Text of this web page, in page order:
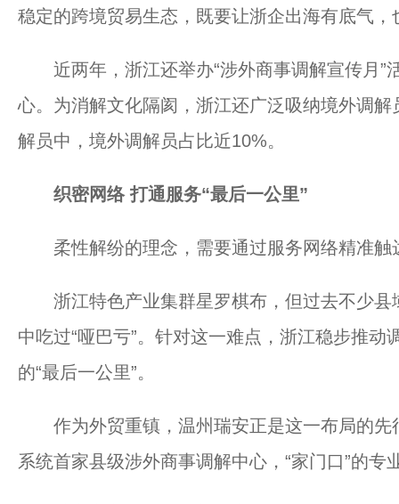
稳定的跨境贸易生态，既要让浙企出海有底气
近两年，浙江还举办“涉外商事调解宣传月”
心。为消解文化隔阂，浙江还广泛吸纳境外调
解员中，境外调解员占比近10%。
织密网络 打通服务“最后一公里”
柔性解纷的理念，需要通过服务网络精准触
浙江特色产业集群星罗棋布，但过去不少县
中吃过“哑巴亏”。针对这一难点，浙江稳步推
的“最后一公里”。
作为外贸重镇，温州瑞安正是这一布局的先
系统首家县级涉外商事调解中心，“家门口”的专